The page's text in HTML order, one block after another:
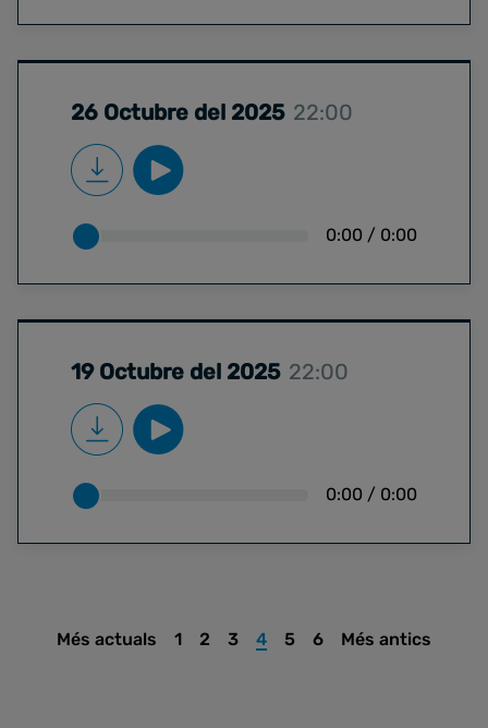
26 Octubre del 2025 22:00
0:00 / 0:00
19 Octubre del 2025 22:00
0:00 / 0:00
Més actuals 1 2 3 4 5 6 Més antics